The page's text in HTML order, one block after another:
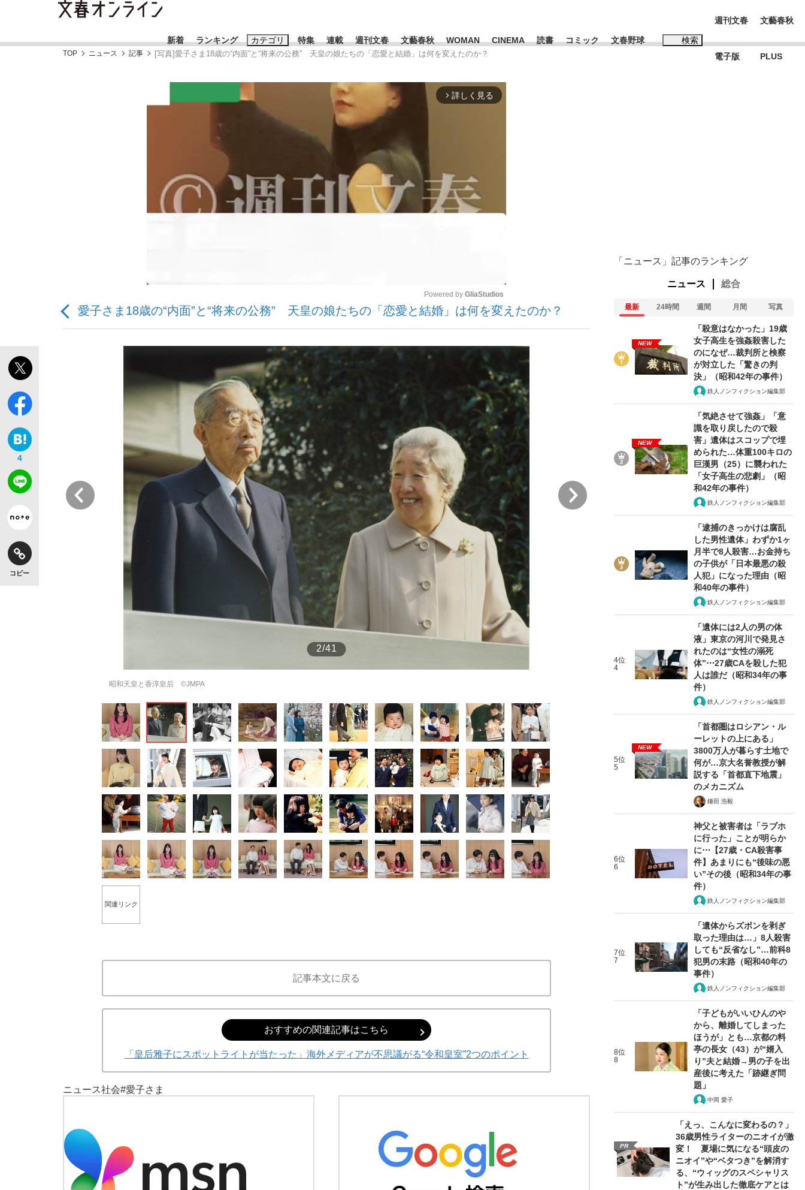
新着 ランキング カテゴリ
「敗因分析は一切聞かれなかった」侍ジャパン選手が証言した“NPB聞... 「クマが悪者扱いされているのが悲しい」『北の国から』倉本聰氏（91...
「目標達成できなかったからと言って…」サッカー日本代表・森保一監督...
もっと見る
特集
いまさら聞けない資産運用のすべて
もっと見る
連載 週刊文春 文藝春秋 WOMAN CINEMA 読書 コミック 文春野球 検索
おすすめのキーワードタグ一覧
#高市早苗 #森岡毅
週刊文春
電子版
文藝春秋
PLUS
TOP ニュース 記事 [写真]愛子さま18歳の“内面”と“将来の公務” 天皇の娘たちの「恋愛と結婚」は何を変えたのか？
arrow_forward_ios 詳しく見る
Mute
Powered by GliaStudios
愛子さま18歳の“内面”と“将来の公務” 天皇の娘たちの「恋愛と結婚」は何を変えたのか？
4
コピー
2/41
昭和天皇と香淳皇后 ©JMPA
3/41
関連リンク
記事本文に戻る
おすすめの関連記事はこちら
「皇后雅子にスポットライトが当たった」海外メディアが不思議がる“令和皇室”2つのポイント
ニュース社会#愛子さま
「ニュース」記事のランキング
ニュース 総合
最新 24時間 週間 月間 写真
NEW
「殺意はなかった」19歳
女子高生を強姦殺害した
のになぜ…裁判所と検察
が対立した「驚きの判
決」（昭和42年の事件）
鉄人ノンフィクション編集部
NEW
「気絶させて強姦」「意
識を取り戻したので殺
害」遺体はスコップで埋
められた…体重100キロの
巨漢男（25）に襲われた
「女子高生の悲劇」（昭
和42年の事件）
鉄人ノンフィクション編集部
「逮捕のきっかけは腐乱
した男性遺体」わずか1ヶ
月半で8人殺害…お金持ち
の子供が「日本最悪の殺
人犯」になった理由（昭
和40年の事件）
鉄人ノンフィクション編集部
4位
4
「遺体には2人の男の体
液」東京の河川で発見さ
れたのは“女性の溺死
体”⋯27歳CAを殺した犯
人は誰だ（昭和34年の事
件）
鉄人ノンフィクション編集部
5位
5
NEW
「首都圏はロシアン・ル
ーレットの上にある」
3800万人が暮らす土地で
何が…京大名誉教授が解
説する「首都直下地震」
のメカニズム
鎌田 浩毅
6位
6
神父と被害者は「ラブホ
に行った」ことが明らか
に⋯【27歳・CA殺害事
件】あまりにも“後味の悪
い”その後（昭和34年の事
件）
鉄人ノンフィクション編集部
7位
7
「遺体からズボンを剥ぎ
取った理由は…」8人殺害
しても“反省なし”…前科8
犯男の末路（昭和40年の
事件）
鉄人ノンフィクション編集部
8位
8
「子どもがいいひんのや
から、離婚してしまった
ほうが」とも…京都の料
亭の長女（43）が“婿入
り”夫と結婚→男の子を出
産後に考えた「跡継ぎ問
題」
中岡 愛子
PR
「えっ、こんなに変わるの？」
36歳男性ライターのニオイが激
変！ 夏場に気になる“頭皮の
ニオイ”や“ベタつき”を解消す
る、“ウィッグのスペシャリス
ト”が生み出した徹底ケアとは